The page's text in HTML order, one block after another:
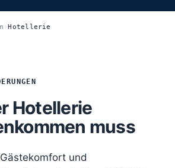
›Hotellerie
Hotellerie
muss
und